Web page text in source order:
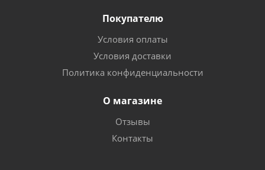
Покупателю
Условия оплаты
Условия доставки
Политика конфиденциальности
О магазине
Отзывы
Контакты